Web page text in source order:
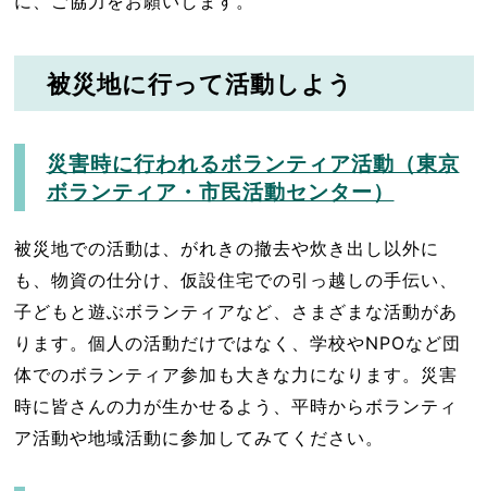
被災地に行って活動しよう
災害時に行われるボランティア活動（東京
ボランティア・市民活動センター）
被災地での活動は、がれきの撤去や炊き出し以外に
も、物資の仕分け、仮設住宅での引っ越しの手伝い、
子どもと遊ぶボランティアなど、さまざまな活動があ
ります。個人の活動だけではなく、学校やNPOなど団
体でのボランティア参加も大きな力になります。災害
時に皆さんの力が生かせるよう、平時からボランティ
ア活動や地域活動に参加してみてください。